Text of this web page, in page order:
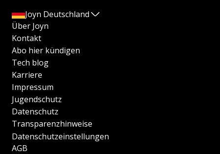
Joyn Deutschland
Über Joyn
Kontakt
Abo hier kündigen
Tech blog
Karriere
Impressum
Jugendschutz
Datenschutz
Transparenzhinweise
Datenschutzeinstellungen
AGB